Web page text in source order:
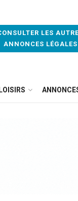
LES
ANNONCES LÉGALES